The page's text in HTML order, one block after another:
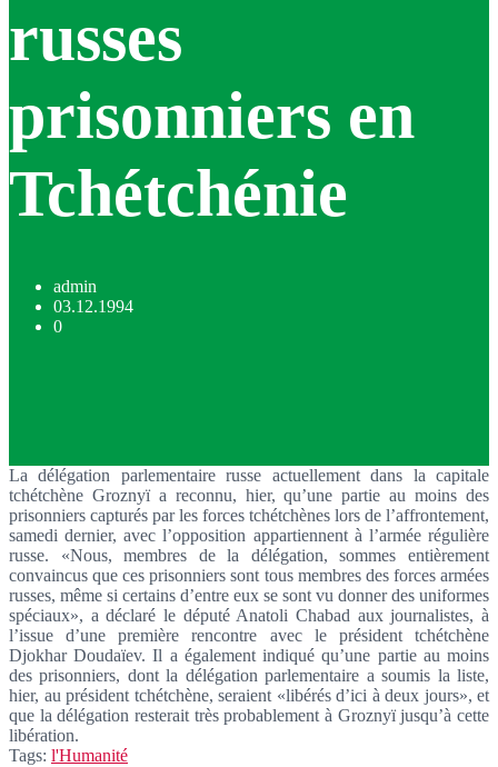
russes
prisonniers en
Tchétchénie
admin
03.12.1994
0
La délégation parlementaire russe actuellement dans la capitale
tchétchène Groznyï a reconnu, hier, qu’une partie au moins des
prisonniers capturés par les forces tchétchènes lors de l’affrontement,
samedi dernier, avec l’opposition appartiennent à l’armée régulière
russe. «Nous, membres de la délégation, sommes entièrement
convaincus que ces prisonniers sont tous membres des forces armées
russes, même si certains d’entre eux se sont vu donner des uniformes
spéciaux», a déclaré le député Anatoli Chabad aux journalistes, à
l’issue d’une première rencontre avec le président tchétchène
Djokhar Doudaïev. Il a également indiqué qu’une partie au moins
des prisonniers, dont la délégation parlementaire a soumis la liste,
hier, au président tchétchène, seraient «libérés d’ici à deux jours», et
que la délégation resterait très probablement à Groznyï jusqu’à cette
libération.
Tags: l'Humanité